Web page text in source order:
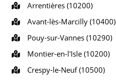
Arrentières (10200)
Avant-lès-Marcilly (10400)
Pouy-sur-Vannes (10290)
Montier-en-l'Isle (10200)
Crespy-le-Neuf (10500)